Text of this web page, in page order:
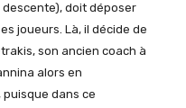
doit déposer
joueurs. Là, il décide de
son ancien coach à
alors en
puisque dans ce